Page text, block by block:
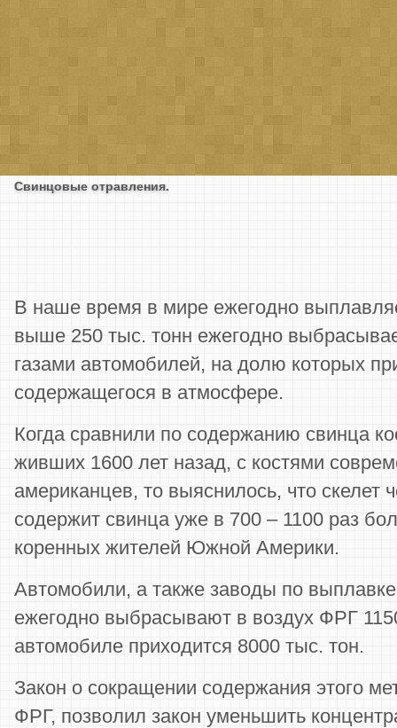
Свинцовые отравления.
В наше время в мире ежегодно
выше 250 тыс. тонн ежегодно
газами автомобилей, на долю которых
содержащегося в атмосфере.
Когда сравнили по содержанию свинца
живших 1600 лет назад, с костями
американцев, то выяснилось, что скелет
содержит свинца уже в 700 – 1100 раз
коренных жителей Южной Америки.
Автомобили, а также заводы по
ежегодно выбрасывают в воздух ФРГ
автомобиле приходится 8000 тыс. тон.
Закон о сокращении содержания этого
ФРГ, позволил закон уменьшить